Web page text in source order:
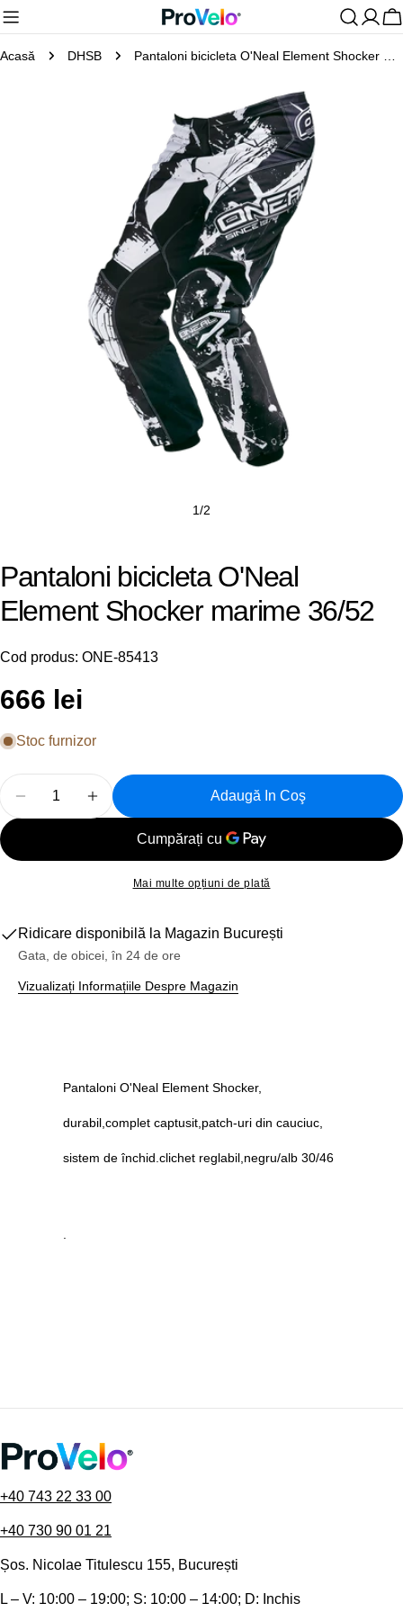
Sari
la
conținut
Acasă DHSB
media 0 în mod modal
1/2
Pantaloni bicicleta O'Neal
Element Shocker marime 36/52
Cod produs: ONE-85413
Preț
obișnuit
666 lei
Stoc furnizor
Reduceți Cantitatea Pentru Pantaloni Bicicleta
Creșteți Cantitatea Pentru Pantaloni
Adaugă In Coş
Mai multe opțiuni de plată
Ridicare disponibilă la Magazin București
Gata, de obicei, în 24 de ore
Vizualizați Informațiile Despre Magazin
Pantaloni O'Neal Element Shocker,
durabil,complet captusit,patch-uri din cauciuc,
sistem de închid.clichet reglabil,negru/alb 30/46
+40 743 22 33 00
+40 730 90 01 21
Șos. Nicolae Titulescu 155, București
L – V: 10:00 – 19:00; S: 10:00 – 14:00; D: Inchis